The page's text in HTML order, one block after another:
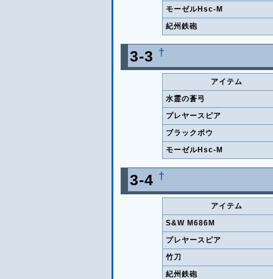
モーゼルHsc-M
紀州鉄砲
3-3 †
アイテム
水霊の蒼弓
プレヤースピア
ブラックボウ
モーゼルHsc-M
3-4 †
アイテム
S&W M686M
プレヤースピア
竹刀
紀州鉄砲